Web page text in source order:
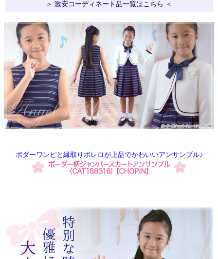
＞ 激安コーディネート品一覧はこちら ＜
ボダーワンピと縁取りボレロが上品でかわいいアンサンブル♪